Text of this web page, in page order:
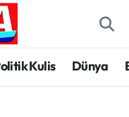
Kulis Dünya